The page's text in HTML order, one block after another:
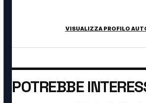
VISUALIZZA PROFILO
POTREBBE